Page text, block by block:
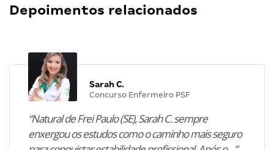
Depoimentos relacionados
Sarah C.
Concurso Enfermeiro PSF
“Natural de Frei Paulo (SE), Sarah C. sempre
enxergou os estudos como o caminho mais seguro